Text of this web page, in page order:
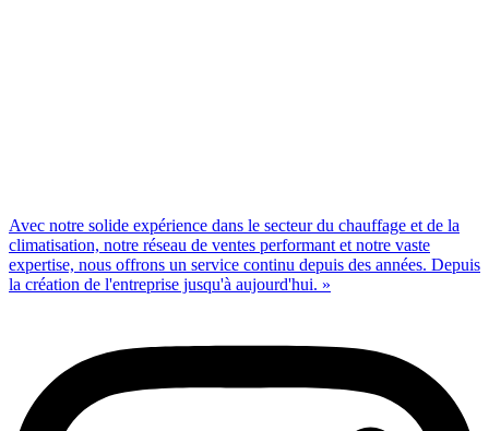
Avec notre solide expérience dans le secteur du chauffage et de la
climatisation, notre réseau de ventes performant et notre vaste
expertise, nous offrons un service continu depuis des années. Depuis
la création de l'entreprise jusqu'à aujourd'hui. »